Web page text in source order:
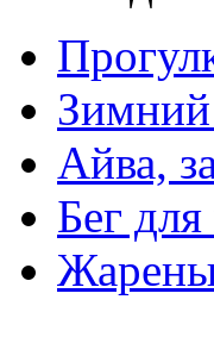
Айва,
Бег